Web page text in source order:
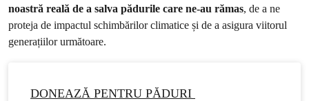
noastră reală de a salva pădurile care ne-au rămas, de a ne
proteja de impactul schimbărilor climatice și de a asigura viitorul
generațiilor următoare.
DONEAZĂ PENTRU PĂDURI